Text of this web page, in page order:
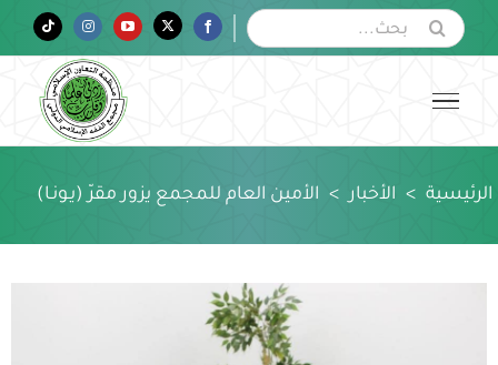
البحث
عن:
Facebook
Twitter
YouTube
Instagram
Tiktok
الرئيسية > الأخبار > الأمين العام للمجمع يزور مقرّ (يـونـا)